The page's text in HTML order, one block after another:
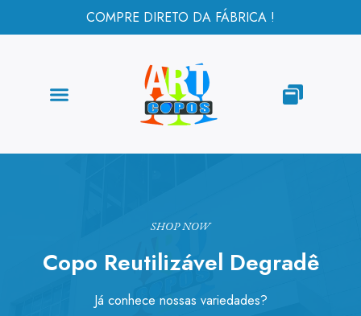
COMPRE DIRETO DA FÁBRICA !
SHOP NOW
Copo Reutilizável Degradê
Já conhece nossas variedades?